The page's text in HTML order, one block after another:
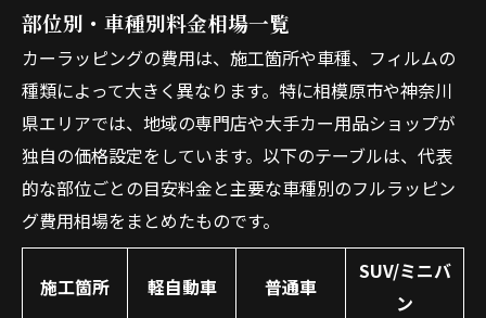
部位別・車種別料金相場一覧
カーラッピングの費用は、施工箇所や車種、フィルムの
種類によって大きく異なります。特に相模原市や神奈川
県エリアでは、地域の専門店や大手カー用品ショップが
独自の価格設定をしています。以下のテーブルは、代表
的な部位ごとの目安料金と主要な車種別のフルラッピン
グ費用相場をまとめたものです。
施工箇所 軽自動車 普通車
SUV/ミニバ
ン